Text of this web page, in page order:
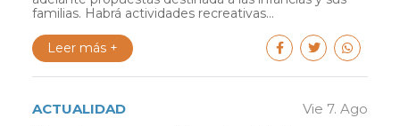
familias. Habrá actividades recreativas...
Leer más +
ACTUALIDAD Vie 7. Ago